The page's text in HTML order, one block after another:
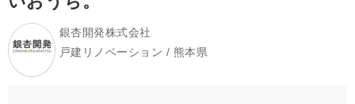
銀杏開発株式会社
戸建リノベーション / 熊本県